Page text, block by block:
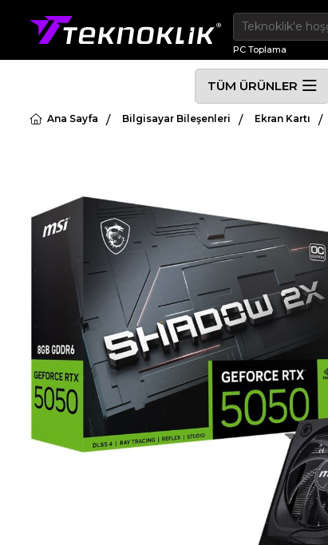
PC Toplama
TÜM ÜRÜNLER
Ana Sayfa Bilgisayar Bileşenleri Ekran Kartı